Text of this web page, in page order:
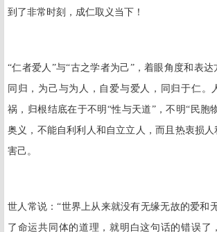
到了非常时刻，成仁取义当下！
“仁者爱人”与“古之学者为己”，着眼角度和表
同归，为己与为人，自爱与爱人，同归于仁。
祸，归根结底在于不明“性与天道”，不明“民胞
奥义，不能自利利人和自立立人，而且热衷损人
害己。
世人常说：“世界上从来就没有无缘无故的爱和
了命运共同体的道理，就明白这句话的错误了